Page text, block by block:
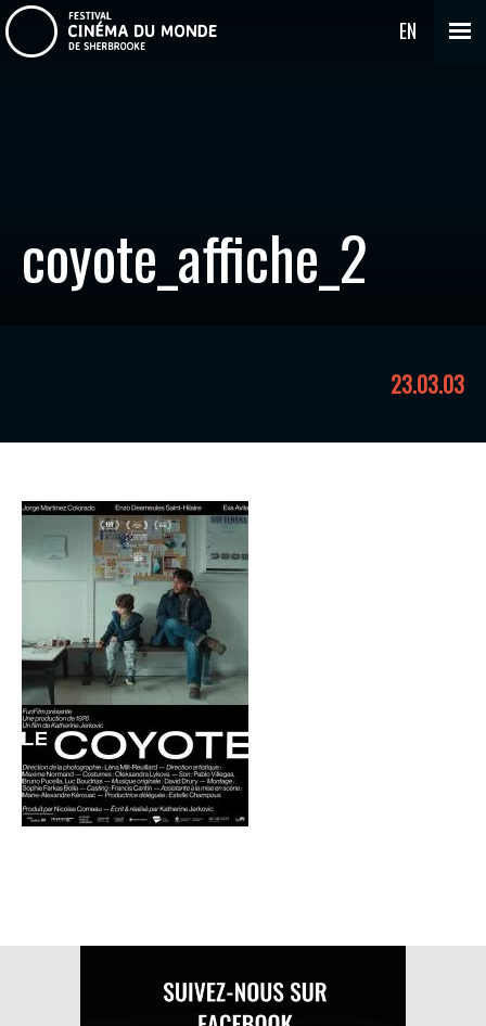
EN
coyote_affiche_2
23.03.03